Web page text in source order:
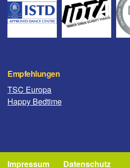
Empfehlungen
TSC Europa
Happy Bedtime
Impressum Datenschutz